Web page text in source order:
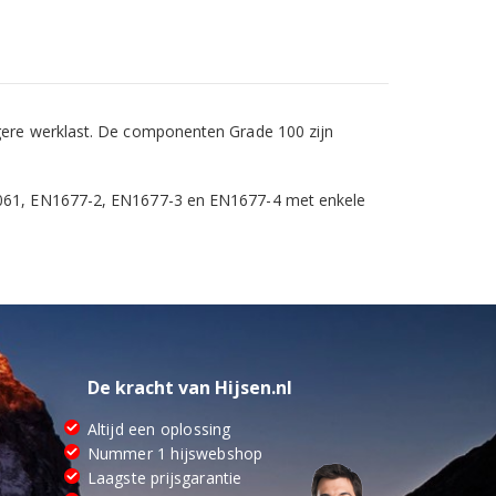
werklast. De componenten Grade 100 zijn
EN1677-2, EN1677-3 en EN1677-4 met enkele
De kracht van Hijsen.nl
Altijd een oplossing
Nummer 1 hijswebshop
Laagste prijsgarantie